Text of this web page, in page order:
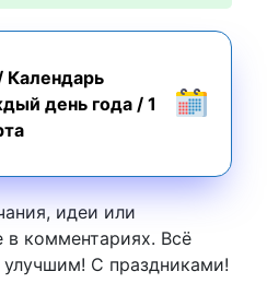
Календарь
день года/ 1
идеи или
комментариях. Всё
С праздниками!